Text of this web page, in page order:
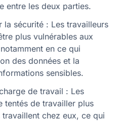
entre les deux parties.
la sécurité : Les travailleurs
plus vulnérables aux
en ce qui
des données et la
sensibles.
de travail : Les
tentés de travailler plus
travaillent chez eux, ce qui